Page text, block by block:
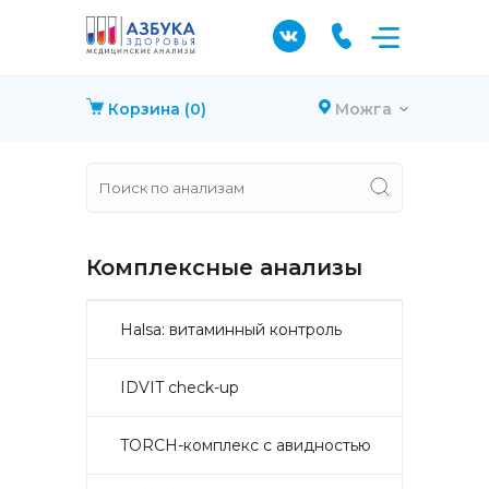
Корзина (0) Можга
Комплексные анализы
Halsa: витаминный контроль
IDVIT check-up
TORCH-комплекс с авидностью